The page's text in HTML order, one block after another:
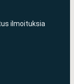
ilmoituksia